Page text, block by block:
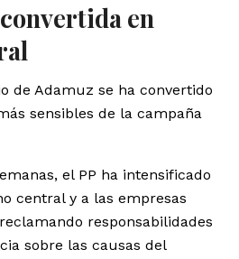
en
de Adamuz se ha convertido
sensibles de la campaña
el PP ha intensificado
central y a las empresas
responsabilidades
sobre las causas del